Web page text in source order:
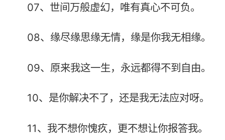
07、世间万般虚幻，唯有真心不可负。
08、缘尽缘思缘无情，缘是你我无相缘。
09、原来我这一生，永远都得不到自由。
10、是你解决不了，还是我无法应对呀。
11、我不想你愧疚，更不想让你报答我。